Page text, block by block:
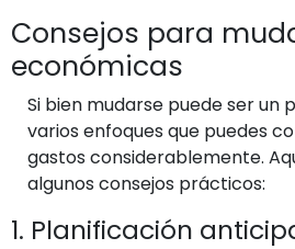
Consejos para
económicas
Si bien mudarse puede ser un
varios enfoques que puedes
gastos considerablemente.
algunos consejos prácticos:
1. Planificación